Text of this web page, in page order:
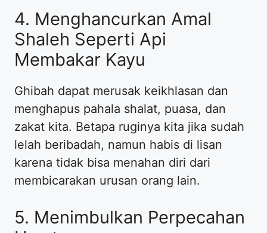
4. Menghancurkan Amal
Shaleh Seperti Api
Membakar Kayu
Ghibah dapat merusak keikhlasan dan
menghapus pahala shalat, puasa, dan
zakat kita. Betapa ruginya kita jika sudah
lelah beribadah, namun habis di lisan
karena tidak bisa menahan diri dari
membicarakan urusan orang lain.
5. Menimbulkan Perpecahan